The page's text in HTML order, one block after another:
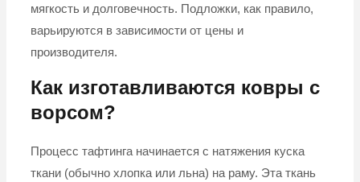
мягкость и долговечность. Подложки, как правило,
варьируются в зависимости от цены и
производителя.
Как изготавливаются ковры с
ворсом?
Процесс тафтинга начинается с натяжения куска
ткани (обычно хлопка или льна) на раму. Эта ткань